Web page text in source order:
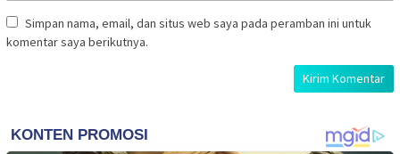
Simpan nama, email, dan situs web saya pada peramban ini untuk
komentar saya berikutnya.